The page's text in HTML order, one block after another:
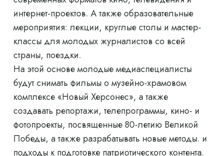
интернет-проектов. А также образовательные
мероприятия: лекции, круглые столы и мастер-
классы для молодых журналистов со всей
страны, поездки.
На этой основе молодые медиаспециалисты
будут снимать фильмы о музейно-храмовом
комплексе «Новый Херсонес», а также
создавать репортажи, телепрограммы, кино- и
фотопроекты, посвященные 80-летию Великой
Победы, а также разрабатывать новые методы. и
подходы к подготовке патриотического контента.